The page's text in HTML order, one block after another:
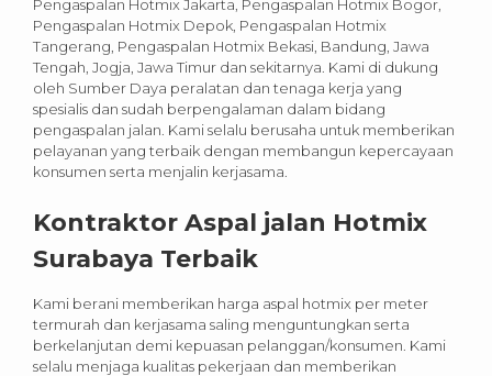
Pengaspalan Hotmix Jakarta, Pengaspalan Hotmix Bogor,
Pengaspalan Hotmix Depok, Pengaspalan Hotmix
Tangerang, Pengaspalan Hotmix Bekasi, Bandung, Jawa
Tengah, Jogja, Jawa Timur dan sekitarnya. Kami di dukung
oleh Sumber Daya peralatan dan tenaga kerja yang
spesialis dan sudah berpengalaman dalam bidang
pengaspalan jalan. Kami selalu berusaha untuk memberikan
pelayanan yang terbaik dengan membangun kepercayaan
konsumen serta menjalin kerjasama.
Kontraktor Aspal jalan Hotmix
Surabaya Terbaik
Kami berani memberikan harga aspal hotmix per meter
termurah dan kerjasama saling menguntungkan serta
berkelanjutan demi kepuasan pelanggan/konsumen. Kami
selalu menjaga kualitas pekerjaan dan memberikan